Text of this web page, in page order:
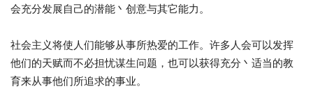
会充分发展自己的潜能丶创意与其它能力。
社会主义将使人们能够从事所热爱的工作。许多人会可以发挥
他们的天赋而不必担忧谋生问题，也可以获得充分丶适当的教
育来从事他们所追求的事业。